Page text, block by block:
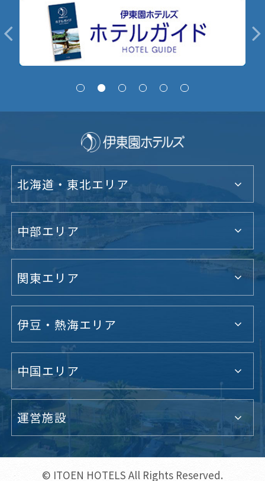
北海道・東北エリア
中部エリア
関東エリア
伊豆・熱海エリア
中国エリア
運営施設
© ITOEN HOTELS All Rights Reserved.